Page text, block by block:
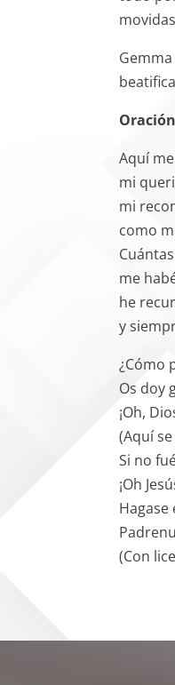
Aquí
mi
mi
como
me
he
y
¿Cómo
Os doy
¡Oh,
(Aquí
Si no
¡Oh
(Con